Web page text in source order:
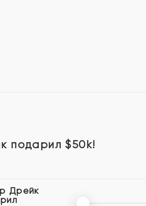
подарил $50k!
Дрейк